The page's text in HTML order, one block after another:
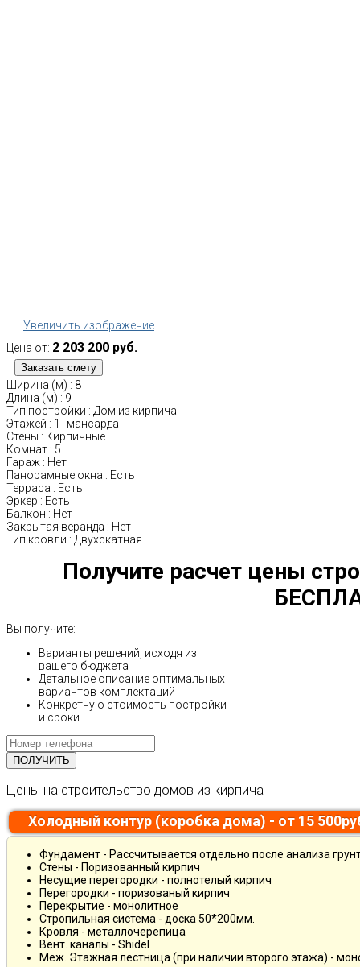
Увеличить изображение
Цена от: 2 203 200 руб.
Ширина (м) : 8
Длина (м) : 9
Тип постройки : Дом из кирпича
Этажей : 1+мансарда
Стены : Кирпичные
Комнат : 5
Гараж : Нет
Панорамные окна : Есть
Терраса : Есть
Эркер : Есть
Балкон : Нет
Закрытая веранда : Нет
Тип кровли : Двухскатная
Получите расчет цены
Вы получите:
Варианты решений, исходя из
вашего бюджета
Детальное описание оптимальных
вариантов комплектаций
Конкретную стоимость постройки
и сроки
Цены на строительство домов из кирпича
Холодный контур (коробка дома) - от 15
Фундамент - Рассчитывается отдельно после анализа
Стены - Поризованный кирпич
Несущие перегородки - полнотелый кирпич
Перегородки - поризованый кирпич
Перекрытие - монолитное
Стропильная система - доска 50*200мм.
Кровля - металлочерепица
Вент. каналы - Shidel
Меж. Этажная лестница (при наличии второго этажа) -